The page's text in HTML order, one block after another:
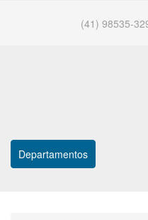
(41) 98535-
Departamentos